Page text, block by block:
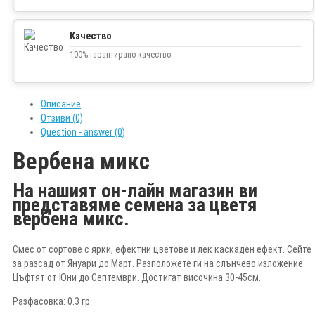
Качество
100% гарантирано качество
Описание
Отзиви (0)
Question - answer (0)
Вербена микс
На нашият он-лайн магазин ви
представяме семена за цветя
вербена микс.
Смес от сортове с ярки, ефектни цветове и лек каскаден ефект. Сейте
за разсад от Януари до Март. Разположете ги на слънчево изложение.
Цъфтят от Юни до Септември. Достигат височина 30-45см.
Разфасовка: 0.3 гр